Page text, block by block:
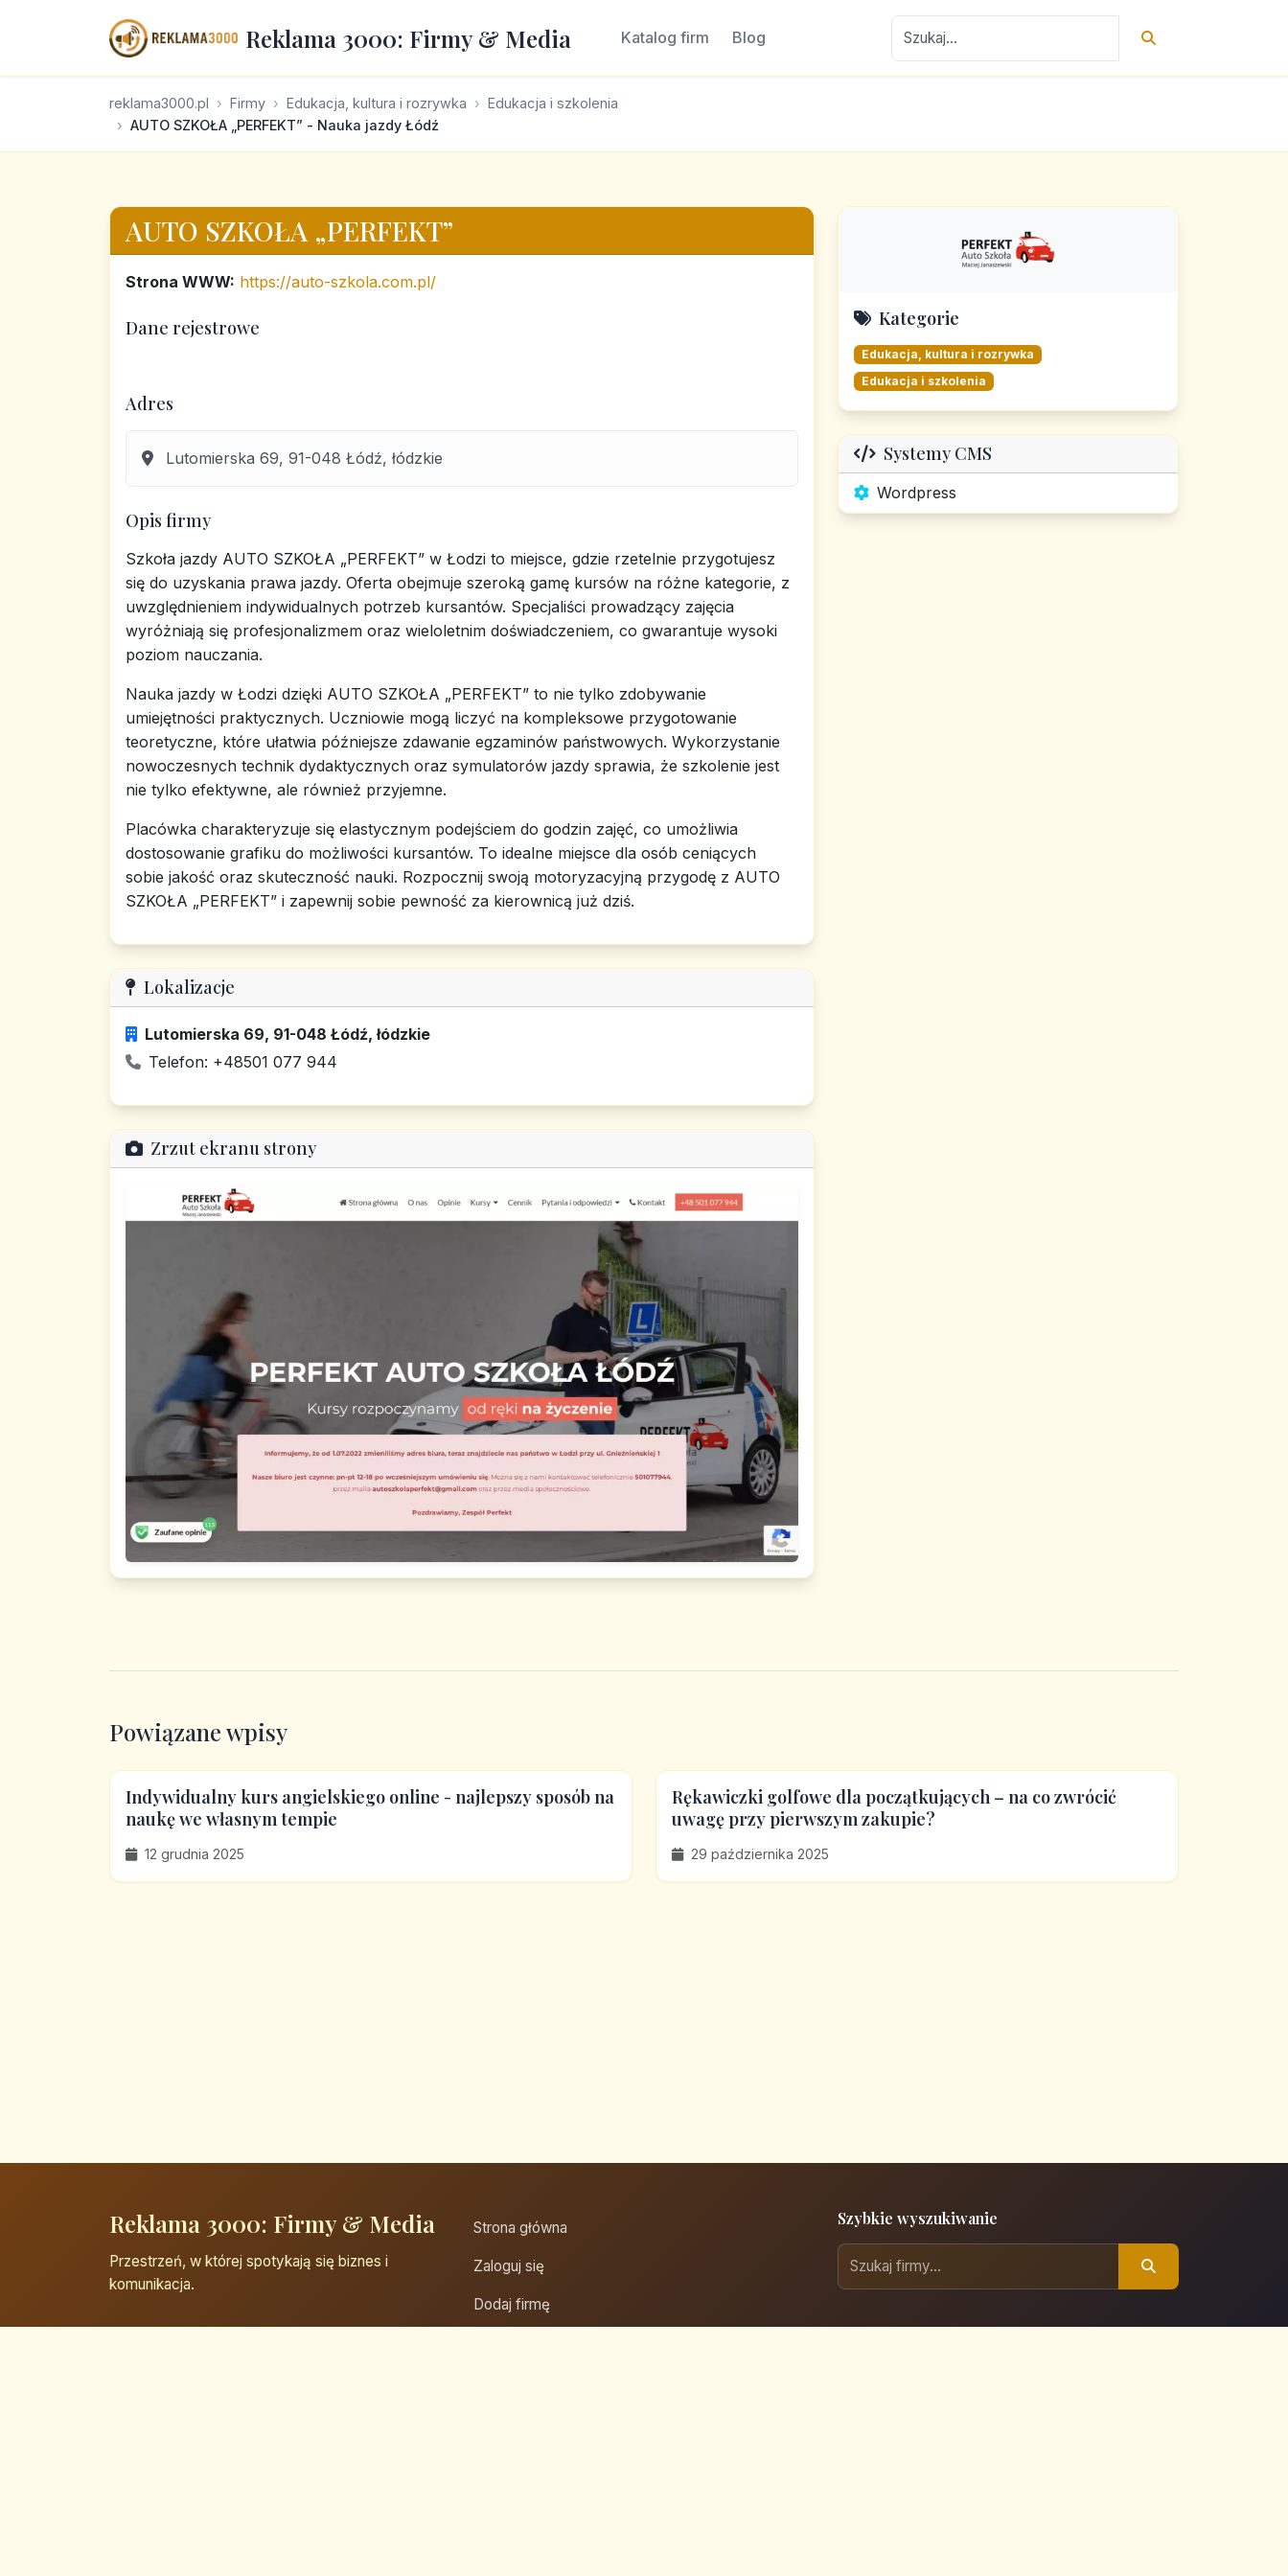
Reklama 3000: Firmy & Media Katalog firm Blog
reklama3000.pl Firmy Edukacja, kultura i rozrywka
Edukacja i szkolenia
AUTO SZKOŁA „PERFEKT” - Nauka jazdy Łódź
AUTO SZKOŁA „PERFEKT”
Strona WWW: https://auto-szkola.com.pl/
Dane rejestrowe
Adres
Lutomierska 69, 91-048 Łódź, łódzkie
Opis firmy
Szkoła jazdy AUTO SZKOŁA „PERFEKT” w Łodzi to miejsce, gdzie rzetelnie przygotujesz
się do uzyskania prawa jazdy. Oferta obejmuje szeroką gamę kursów na różne kategorie, z
uwzględnieniem indywidualnych potrzeb kursantów. Specjaliści prowadzący zajęcia
wyróżniają się profesjonalizmem oraz wieloletnim doświadczeniem, co gwarantuje wysoki
poziom nauczania.
Nauka jazdy w Łodzi dzięki AUTO SZKOŁA „PERFEKT” to nie tylko zdobywanie
umiejętności praktycznych. Uczniowie mogą liczyć na kompleksowe przygotowanie
teoretyczne, które ułatwia późniejsze zdawanie egzaminów państwowych. Wykorzystanie
nowoczesnych technik dydaktycznych oraz symulatorów jazdy sprawia, że szkolenie jest
nie tylko efektywne, ale również przyjemne.
Placówka charakteryzuje się elastycznym podejściem do godzin zajęć, co umożliwia
dostosowanie grafiku do możliwości kursantów. To idealne miejsce dla osób ceniących
sobie jakość oraz skuteczność nauki. Rozpocznij swoją motoryzacyjną przygodę z AUTO
SZKOŁA „PERFEKT” i zapewnij sobie pewność za kierownicą już dziś.
Lokalizacje
Lutomierska 69, 91-048 Łódź, łódzkie
Telefon: +48501 077 944
Zrzut ekranu strony
Kategorie
Edukacja, kultura i rozrywka
Edukacja i szkolenia
Systemy CMS
Wordpress
Powiązane wpisy
Indywidualny kurs angielskiego online - najlepszy sposób na
naukę we własnym tempie
12 grudnia 2025
Rękawiczki golfowe dla początkujących – na co zwrócić
uwagę przy pierwszym zakupie?
29 października 2025
Reklama 3000: Firmy & Media
Przestrzeń, w której spotykają się biznes i
komunikacja.
Strona główna
Zaloguj się
Dodaj firmę
Szybkie wyszukiwanie